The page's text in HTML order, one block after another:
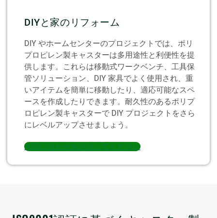
DIYと家のリフォーム
DIY やホームセンターのプロジェクトでは、ポリ
プロピレン製キャスターは多用途性と利便性を提
供します。これらは移動式ワークベンチ、工具保
管ソリューション、DIY 家具でよく使用され、重
いアイテムを簡単に移動したり、適応可能なスペ
ースを作成したりできます。耐久性のあるポリプ
ロピレン製キャスターで DIY プロジェクトをさら
にレベルアップさせましょう。
お問い合わせを送信してください